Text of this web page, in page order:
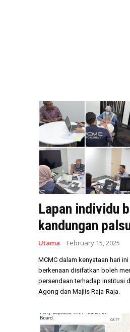
Lapan individu
kandungan
Utama February 15, 2025
MCMC dalam kenyataan hari
berkenaan disifatkan boleh
persendaan terhadap institusi
Agong dan Majlis Raja-Raja.